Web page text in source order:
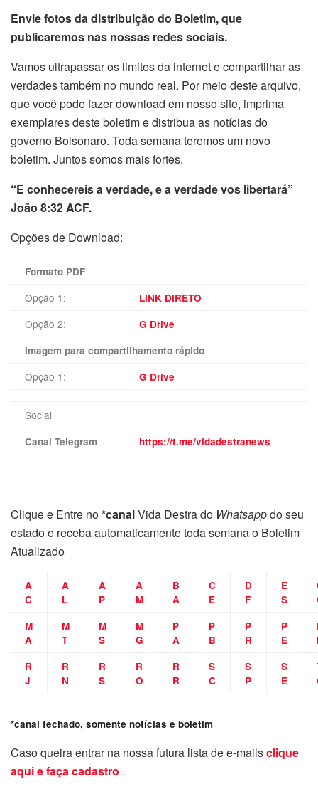
Envie fotos da distribuição do Boletim, que
publicaremos nas nossas redes sociais.
Vamos ultrapassar os limites da internet e compartilhar as
verdades também no mundo real. Por meio deste arquivo,
que você pode fazer download em nosso site, imprima
exemplares deste boletim e distribua as notícias do
governo Bolsonaro. Toda semana teremos um novo
boletim. Juntos somos mais fortes.
“E conhecereis a verdade, e a verdade vos libertará”
João 8:32 ACF.
Opções de Download:
Formato PDF
Opção 1: LINK DIRETO
Opção 2:
G Drive
Imagem para compartilhamento rápido
Opção 1: G Drive
Social
Canal Telegram https://t.me/vidadestranews
Clique e Entre no*canalVida Destra do Whatsappdo seu
estado e receba automaticamente toda semana o Boletim
Atualizado
A
C
A
L
A
P
A
M
B
A
C
E
D
F
E
S
M
A
M
T
M
S
M
G
P
A
P
B
P
R
P
E
R
J
R
N
R
S
R
O
R
R
S
C
S
P
S
E
*canal fechado, somente notícias e boletim
Caso queira entrar na nossa futura lista de e-mailsclique
aqui e faça cadastro .